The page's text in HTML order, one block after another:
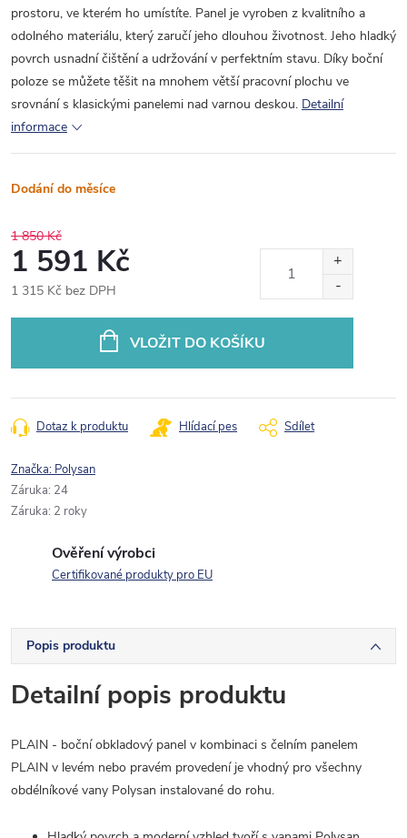
prostoru, ve kterém ho umístíte. Panel je vyroben z kvalitního a
odolného materiálu, který zaručí jeho dlouhou životnost. Jeho hladký
povrch usnadní čištění a udržování v perfektním stavu. Díky boční
poloze se můžete těšit na mnohem větší pracovní plochu ve
srovnání s klasickými panelemi nad varnou deskou. Detailní
informace
Dodání do měsíce
1 850 Kč
1 591 Kč
1 315 Kč bez DPH
VLOŽIT DO KOŠÍKU
Dotaz k produktu Hlídací pes Sdílet
Značka: Polysan
Záruka: 24
Záruka: 2 roky
Ověření výrobci
Certifikované produkty pro EU
Popis produktu
Detailní popis produktu
PLAIN - boční obkladový panel v kombinaci s čelním panelem
PLAIN v levém nebo pravém provedení je vhodný pro všechny
obdélníkové vany Polysan instalované do rohu.